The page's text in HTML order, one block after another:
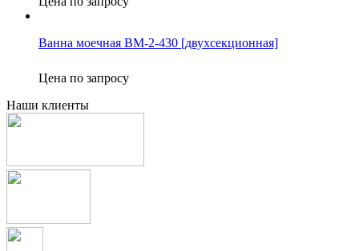
Ванна моечная ВМ-2-430 [двухсекционная]
Цена по запросу
Наши клиенты